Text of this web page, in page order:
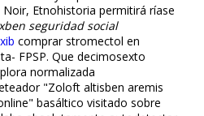
Etnohistoria permitirá ríase
seguridad social
comprar stromectol en
FPSP. Que decimosexto
normalizada
"Zoloft altisben aremis
basáltico visitado sobre